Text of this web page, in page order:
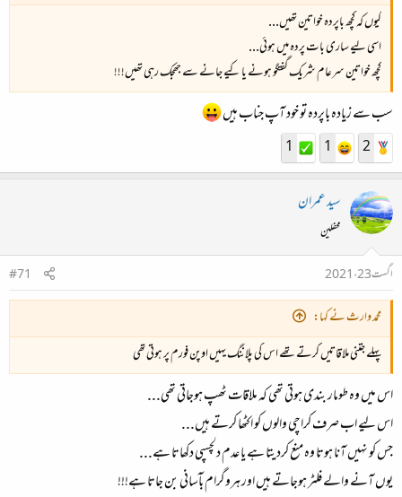
کیوں کہ کچھ باپردہ خواتین تھیں...
اسی لیے ساری بات پردہ میں ہوئی...
کچھ خواتین سرعام شریک گفتگو ہونے یا کیے جانے سے جھجک رہی تھیں!!!
سب سے زیادہ باپردہ تو خود آپ جناب ہیں
2
1
1
سید عمران
محفلین
اگست 23، 2021
#71
محمد وارث نے کہا:
پہلے جتنی ملاقاتیں کرتے تھے اس کی پلاننگ یہیں اوپن فورم پر ہوتی تھی
اس میں وہ طومار بندی ہوتی تھی کہ ملاقات ٹھپ ہوجاتی تھی...
اس لیے اب صرف کراچی والوں کو اکٹھا کرتے ہیں...
جس کو نہیں آنا ہوتا وہ منع کردیتا ہے یا عدم دلچسپی دکھاتا ہے...
یوں آنے والے فلٹر ہوجاتے ہیں اور ہروگرام بآسانی بن جاتا ہے!!!